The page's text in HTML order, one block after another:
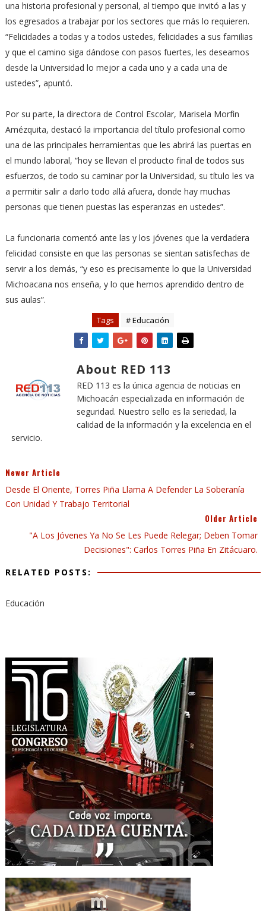
una historia profesional y personal, al tiempo que invitó a las y
los egresados a trabajar por los sectores que más lo requieren.
“Felicidades a todas y a todos ustedes, felicidades a sus familias
y que el camino siga dándose con pasos fuertes, les deseamos
desde la Universidad lo mejor a cada uno y a cada una de
ustedes”, apuntó.
Por su parte, la directora de Control Escolar, Marisela Morfìn
Amézquita, destacó la importancia del título profesional como
una de las principales herramientas que les abrirá las puertas en
el mundo laboral, “hoy se llevan el producto final de todos sus
esfuerzos, de todo su caminar por la Universidad, su título les va
a permitir salir a darlo todo allá afuera, donde hay muchas
personas que tienen puestas las esperanzas en ustedes”.
La funcionaria comentó ante las y los jóvenes que la verdadera
felicidad consiste en que las personas se sientan satisfechas de
servir a los demás, “y eso es precisamente lo que la Universidad
Michoacana nos enseña, y lo que hemos aprendido dentro de
sus aulas”.
Tags # Educación
About RED 113
RED 113 es la única agencia de noticias en
Michoacán especializada en información de
seguridad. Nuestro sello es la seriedad, la
calidad de la información y la excelencia en el
servicio.
Newer Article
Desde El Oriente, Torres Piña Llama A Defender La Soberanía
Con Unidad Y Trabajo Territorial
Older Article
"A Los Jóvenes Ya No Se Les Puede Relegar; Deben Tomar
Decisiones": Carlos Torres Piña En Zitácuaro.
RELATED POSTS:
Educación